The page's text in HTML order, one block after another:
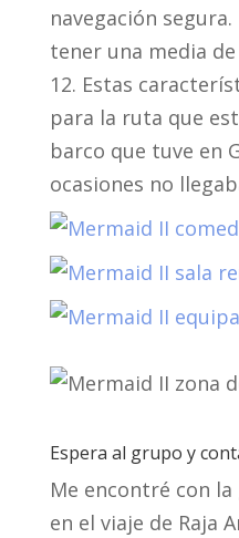
navegación
tener una media
12. Estas
para la ruta que
barco que tuve en
ocasiones no
Espera al grupo y
Me encontré con
en el viaje de Raja